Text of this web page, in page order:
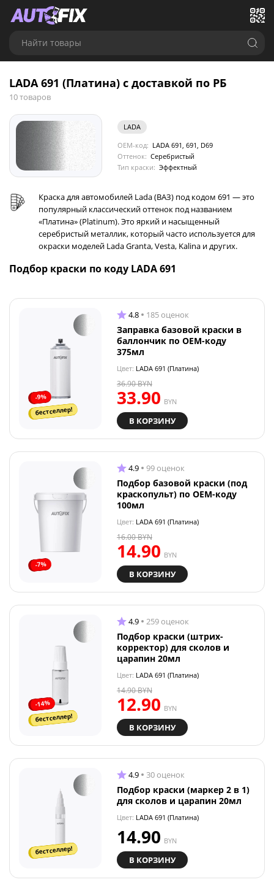
Найти товары
LADA 691 (Платина) с доставкой по РБ
10 товаров
LADA
OEM-код: LADA 691, 691, D69
Оттенок: Серебристый
Тип краски: Эффектный
Краска для автомобилей Lada (ВАЗ) под кодом 691 — это
популярный классический оттенок под названием
«Платина» (Platinum). Это яркий и насыщенный
серебристый металлик, который часто используется для
окраски моделей Lada Granta, Vesta, Kalina и других.
Подбор краски по коду LADA 691
-9%
бестселлер!
4.8 185 оценок
Заправка базовой краски в
баллончик по OEM-коду
375мл
Цвет: LADA 691 (Платина)
33.90 BYN
36.90BYN
В КОРЗИНУ
-7%
4.9 99 оценок
Подбор базовой краски (под
краскопульт) по OEM-коду
100мл
Цвет: LADA 691 (Платина)
14.90 BYN
16.00BYN
В КОРЗИНУ
-14%
бестселлер!
4.9 259 оценок
Подбор краски (штрих-
корректор) для сколов и
царапин 20мл
Цвет: LADA 691 (Платина)
12.90 BYN
14.90BYN
В КОРЗИНУ
бестселлер!
4.9 30 оценок
Подбор краски (маркер 2 в 1)
для сколов и царапин 20мл
Цвет: LADA 691 (Платина)
14.90 BYN
В КОРЗИНУ